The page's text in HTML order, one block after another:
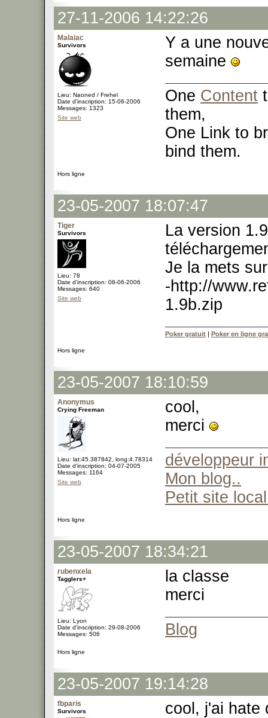
27-11-2006 14:22:26
Malaiac
Survivors
Lieu: Naoned / Frehel
Date d'inscription: 15-06-2006
Messages: 1323
Site web
Y a une
semaine
One Content
them,
One Link to
bind them.
Hors ligne
23-05-2007 18:07:47
Tiger
Survivors
Lieu: 78
Date d'inscription: 08-06-2006
Messages: 640
Site web
La version
Je la mets
-http://
1.9b.zip
Poker gratuit | Poker en ligne
Hors ligne
23-05-2007 18:10:59
Anonymus
Crying Freeman
Lieu: lat:45.387842, long:4.78314
Date d'inscription: 04-07-2005
Messages: 1164
Site web
cool,
merci
développeur
Mon blog..
Petit site
Hors ligne
23-05-2007 18:34:21
rubenxela
Tagglers+
Lieu: Lyon
Date d'inscription: 29-08-2006
Messages: 506
la classe
merci
Blog
Hors ligne
23-05-2007 19:14:28
fbparis
Survivors cool, j'ai